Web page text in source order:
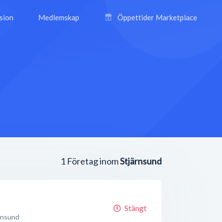
Medlemskap Öppettider Marketplace
1 Företag inomStjärnsund
Stängt